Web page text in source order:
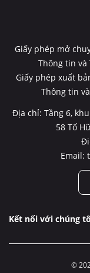
Giấy phép mở
Thông tin và
Giấy phép xuất
Thông tin
Địa chỉ: Tầng 6,
58 Tố
Email:
Kết nối với chúng
©